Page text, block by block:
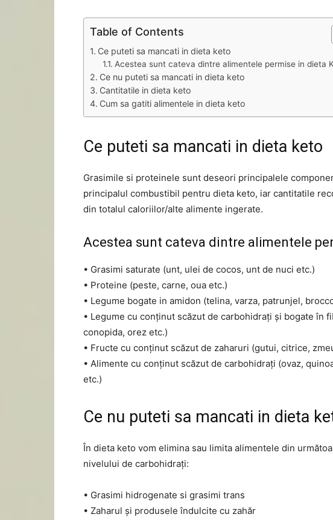
Table of Contents
Ce puteti sa mancati in dieta keto
Acestea sunt cateva dintre alimentele permise in dieta
Ce nu puteti sa mancati in dieta keto
Cantitatile in dieta keto
Cum sa gatiti alimentele in dieta keto
Ce puteti sa mancati in dieta keto
Grasimile si proteinele sunt deseori principalele
principalul combustibil pentru dieta keto, iar cantitatile
din totalul caloriilor/alte alimente ingerate.
Acestea sunt cateva dintre alimentele
• Grasimi saturate (unt, ulei de cocos, unt de nuci etc.)
• Proteine ​​(peste, carne, oua etc.)
• Legume bogate in amidon (telina, varza, patrunjel,
• Legume cu conținut scăzut de carbohidrați și bogate în
conopida, orez etc.)
• Fructe cu conținut scăzut de zaharuri (gutui, citrice,
• Alimente cu conținut scăzut de carbohidrați (ovaz,
etc.)
Ce nu puteti sa mancati in dieta
În dieta keto vom elimina sau limita alimentele din
nivelului de carbohidrați:
• Grasimi hidrogenate si grasimi trans
• Zaharul și produsele îndulcite cu zahăr